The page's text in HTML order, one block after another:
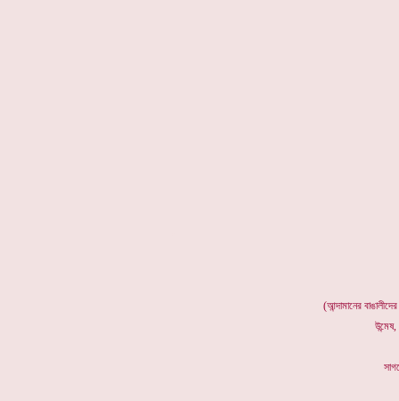
(আন্দামানের